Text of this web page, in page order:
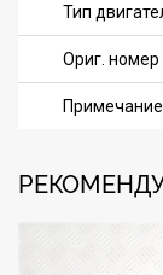
Тип
Ориг. номер
Примечание